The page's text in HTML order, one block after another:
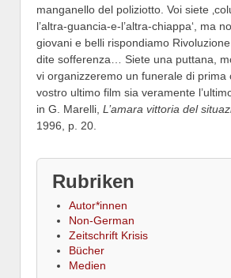
manganello del poliziotto. Voi siete
l’altra-guancia-e-l’altra-chiappa‘, ma
giovani e belli rispondiamo
dite sofferenza… Siete una puttana,
vi organizzeremo un funerale di prima
vostro ultimo film sia veramente
in G. Marelli, L’amara vittoria del
1996, p. 20.
Rubriken
Autor*innen
Non-German
Zeitschrift Krisis
Bücher
Medien